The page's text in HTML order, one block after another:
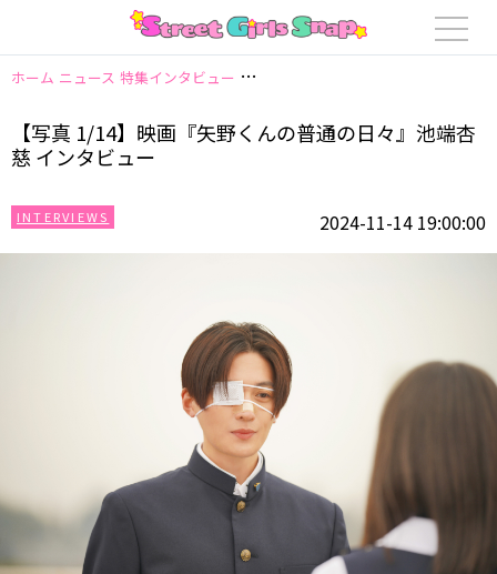
ホーム ニュース 特集インタビュー 【写真 1/14】映画『矢野くんの普通の
【写真 1/14】映画『矢野くんの普通の日々』池端杏
慈 インタビュー
INTERVIEWS 2024-11-14 19:00:00